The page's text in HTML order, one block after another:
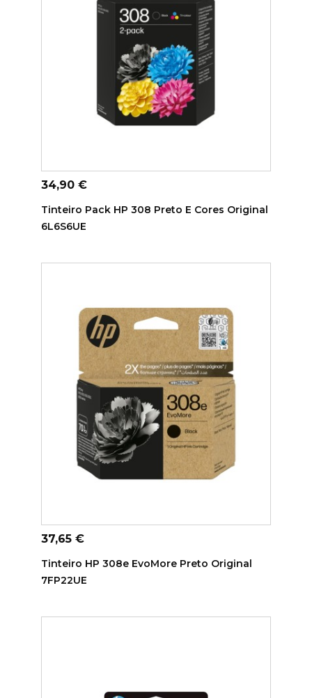
ADICIONAR AO CARRINHO
Preço
34,90 €
Tinteiro Pack HP 308 Preto E Cores Original
6L6S6UE
ADICIONAR AO CARRINHO
Preço
37,65 €
Tinteiro HP 308e EvoMore Preto Original
7FP22UE